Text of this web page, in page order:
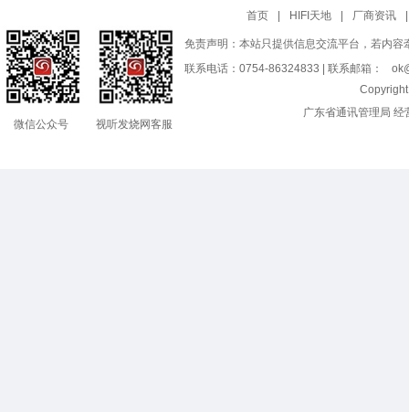
首页 | HIFI天地 | 厂商资讯 |
微信公众号 视听发烧网客服
免责声明：本站只提供信息交流平台，若内
联系电话：0754-86324833 | 联系邮箱：
广东省通讯管理局 经